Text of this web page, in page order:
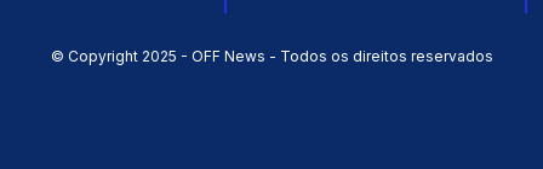
© Copyright 2025 - OFF News - Todos os direitos reservados